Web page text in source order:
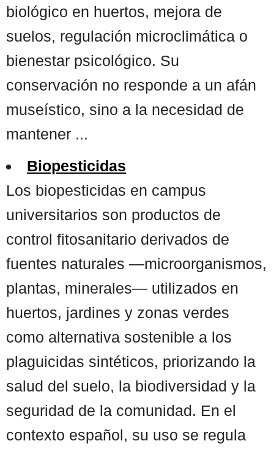
biológico en huertos, mejora de
suelos, regulación microclimática o
bienestar psicológico. Su
conservación no responde a un afán
museístico, sino a la necesidad de
mantener ...
Biopesticidas
Los biopesticidas en campus
universitarios son productos de
control fitosanitario derivados de
fuentes naturales —microorganismos,
plantas, minerales— utilizados en
huertos, jardines y zonas verdes
como alternativa sostenible a los
plaguicidas sintéticos, priorizando la
salud del suelo, la biodiversidad y la
seguridad de la comunidad. En el
contexto español, su uso se regula